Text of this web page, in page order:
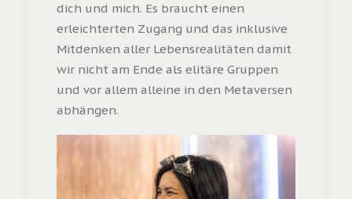
dich und mich. Es braucht einen
erleichterten Zugang und das inklusive
Mitdenken aller Lebensrealitäten damit
wir nicht am Ende als elitäre Gruppen
und vor allem alleine in den Metaversen
abhängen.